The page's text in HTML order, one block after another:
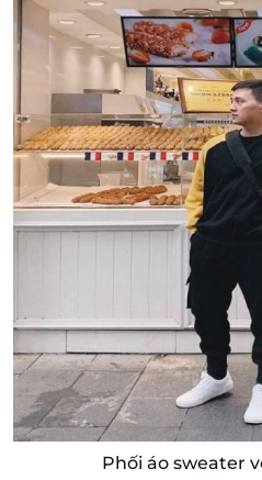
Phối áo sweater